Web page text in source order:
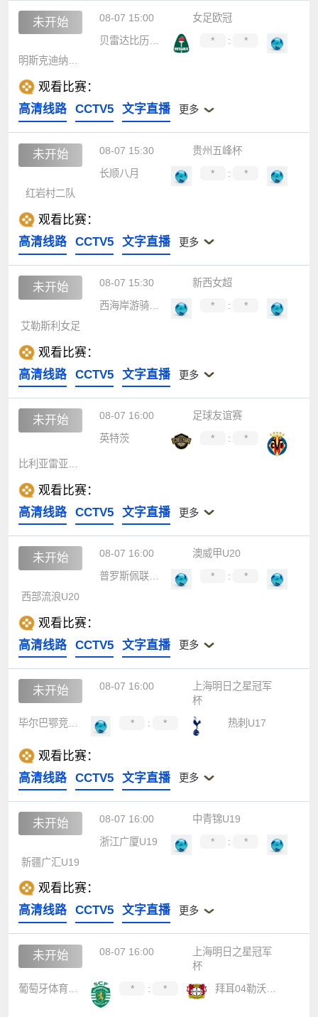
未开始 08-07 15:00
女足欧冠
* :
*
明斯克迪纳摩女足
观看比赛：
高清线路
CCTV5 文字直播 更多
未开始 08-07 15:30
贵州五峰杯
长顺八月
* :
*
红岩村二队
观看比赛：
高清线路
CCTV5 文字直播 更多
未开始 08-07 15:30
新西女超
西海岸游骑兵女足
* :
*
艾勒斯利女足
观看比赛：
高清线路
CCTV5 文字直播 更多
未开始 08-07 16:00
足球友谊赛
英特茨
* : *
观看比赛：
高清线路
CCTV5 文字直播 更多
未开始 08-07 16:00
澳威甲U20
普罗斯佩联U20
* :
*
西部流浪U20
观看比赛：
高清线路
CCTV5 文字直播 更多
未开始 08-07 16:00
上海明日之星冠军
杯
* : * 热刺U17
观看比赛：
高清线路
CCTV5 文字直播 更多
未开始 08-07 16:00
中青锦U19
浙江广厦U19
* :
*
新疆广汇U19
观看比赛：
高清线路
CCTV5 文字直播 更多
未开始 08-07 16:00
上海明日之星冠军
杯
* : *